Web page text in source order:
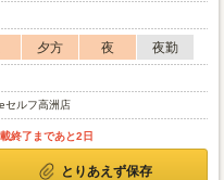
夕方 夜
夜勤
セルフ高洲店
終了まであと2日
とりあえず保存